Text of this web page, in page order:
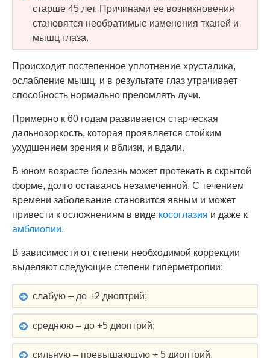
старше 45 лет. Причинами ее возникновения
становятся необратимые изменения тканей и
мышц глаза.
Происходит постепенное уплотнение хрусталика,
ослабление мышц, и в результате глаз утрачивает
способность нормально преломлять лучи.
Примерно к 60 годам развивается старческая
дальнозоркость, которая проявляется стойким
ухудшением зрения и вблизи, и вдали.
В юном возрасте болезнь может протекать в скрытой
форме, долго оставаясь незамеченной. С течением
времени заболевание становится явным и может
привести к осложнениям в виде косоглазия и даже к
амблиопии.
В зависимости от степени необходимой коррекции
выделяют следующие степени гиперметропии:
слабую – до +2 диоптрий;
среднюю – до +5 диоптрий;
сильную – превышающую + 5 диоптрий.